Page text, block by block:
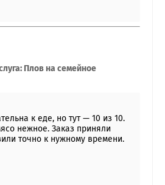
Плов на семейное
к еде, но тут — 10 из 10.
нежное. Заказ приняли
точно к нужному времени.